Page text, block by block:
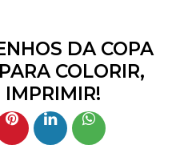
DA COPA
COLORIR,
IMPRIMIR!